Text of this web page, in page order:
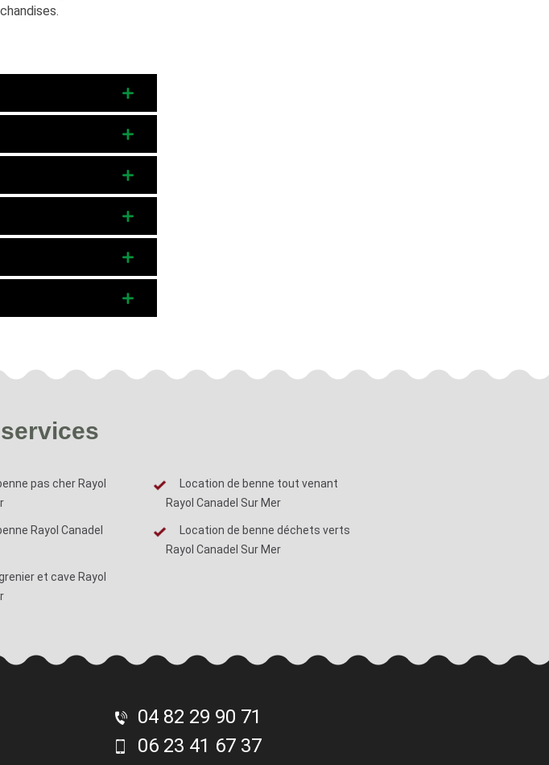
pas cher Rayol
Rayol Canadel
et cave Rayol
Location de benne tout venant
Rayol Canadel Sur Mer
Location de benne déchets verts
Rayol Canadel Sur Mer
04 82 29 90 71
06 23 41 67 37